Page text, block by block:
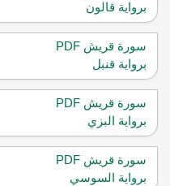
برواية قالون
سورة قريش PDF
برواية قنبل
سورة قريش PDF
برواية البزي
سورة قريش PDF
برواية السوسي